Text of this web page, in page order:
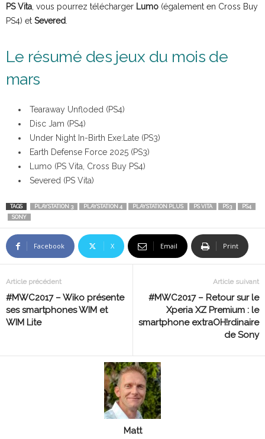
PS Vita , vous pourrez télécharger Lumo (également en Cross Buy
PS4) et Severed
Le résumé des jeux du mois de
mars
Tearaway Unfloded (PS4)
Disc Jam (PS4)
Under Night In-Birth Exe:Late (PS3)
Earth Defense Force 2025 (PS3)
Lumo (PS Vita, Cross Buy PS4)
Severed (PS Vita)
TAGS PLAYSTATION 3 PLAYSTATION 4 PLAYSTATION PLUS PS VITA PS3
PS4
SONY
Facebook X Email Print
Article précédent
#MWC2017 – Wiko présente
ses smartphones WIM et
WIM Lite
Article suivant
#MWC2017 – Retour sur le
Xperia XZ Premium : le
smartphone extraOH!rdinaire
de Sony
Matt